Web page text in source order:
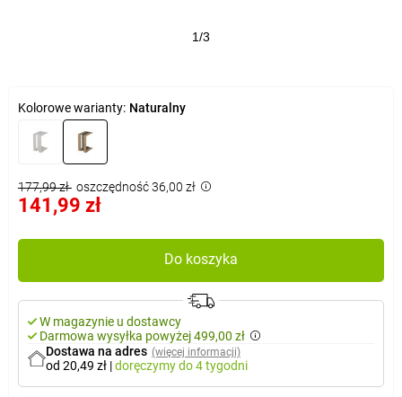
1/3
Kolorowe warianty: Naturalny
177,99 zł oszczędność 36,00 zł
141,99 zł
Do koszyka
W magazynie u dostawcy
Darmowa wysyłka powyżej 499,00 zł
Dostawa na adres (więcej informacji)
od 20,49 zł |doręczymydo 4 tygodni